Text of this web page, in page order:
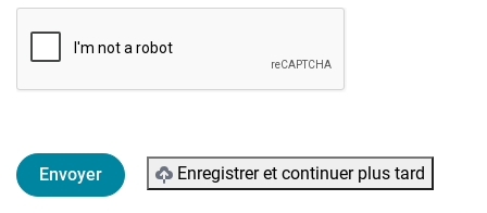
Enregistrer et continuer plus tard